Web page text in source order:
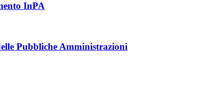
InPA
Pubbliche Amministrazioni